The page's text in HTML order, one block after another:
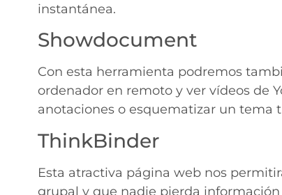
instantánea.
Showdocument
Con esta herramienta podremos
ordenador en remoto y ver vídeos de
anotaciones o esquematizar un tema
ThinkBinder
Esta atractiva página web nos
grupal y que nadie pierda